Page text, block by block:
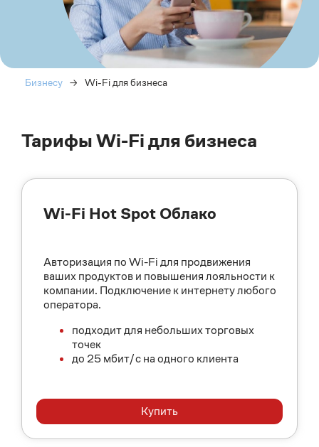
Бизнесу → Wi-Fi для бизнеса
Тарифы Wi-Fi для бизнеса
Wi-Fi Hot Spot Облако
Авторизация по Wi-Fi для продвижения
ваших продуктов и повышения лояльности к
компании. Подключение к интернету любого
оператора.
подходит для небольших торговых
точек
до 25 мбит/с на одного клиента
Купить